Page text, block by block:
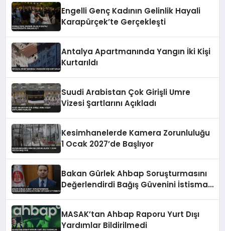
Engelli Genç Kadının Gelinlik Hayali
Karapürçek’te Gerçekleşti
Antalya Apartmanında Yangın İki Kişi
Kurtarıldı
Suudi Arabistan Çok Girişli Umre
Vizesi Şartlarını Açıkladı
Kesimhanelerde Kamera Zorunluluğu
1 Ocak 2027’de Başlıyor
Bakan Gürlek Ahbap Soruşturmasını
Değerlendirdi Bağış Güvenini İstismar
MASAK’tan Ahbap Raporu Yurt Dışı
Yardımlar Bildirilmedi